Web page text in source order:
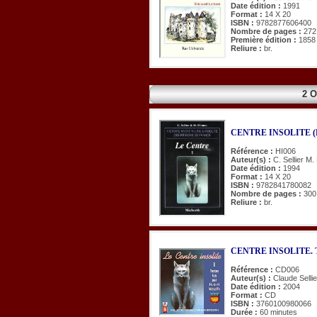
Date édition : 1991
Format : 14 X 20
ISBN : 9782877606400
Nombre de pages : 272
Première édition : 1858
Reliure : br.
2
CENTRE INSOLITE
Référence : HI006
Auteur(s) : C. Sellier M.
Date édition : 1994
Format : 14 X 20
ISBN : 9782841780082
Nombre de pages : 300
Reliure : br.
CENTRE INSOLITE.
Référence : CD006
Auteur(s) : Claude
Date édition : 2004
Format : CD
ISBN : 3760100980066
Durée : 60 minutes